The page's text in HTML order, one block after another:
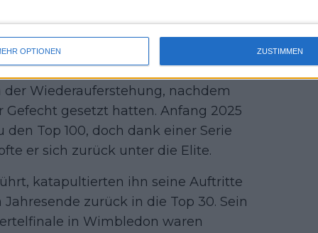
OPTIONEN ZUSTIMMEN
Wiederauferstehung, nachdem
gesetzt hatten. Anfang 2025
Top 100, doch dank einer Serie
er sich zurück unter die Elite.
katapultierten ihn seine Auftritte
zurück in die Top 30. Sein
in Wimbledon waren